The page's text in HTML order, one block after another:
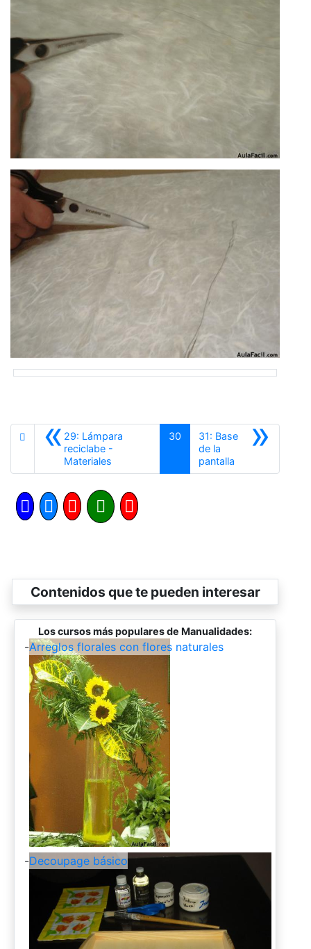
«29: Lámpara
reciclabe -
Materiales
30 »
31: Base
de la
pantalla
Contenidos que te pueden interesar
Los cursos más populares de Manualidades:
-Arreglos florales con flores naturales
-Decoupage básico